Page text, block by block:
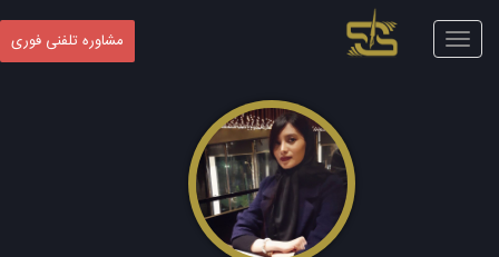
Toggle
navigation
مشاوره تلفنی فوری